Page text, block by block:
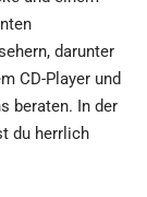
darunter
CD-Player und
beraten. In der
du herrlich